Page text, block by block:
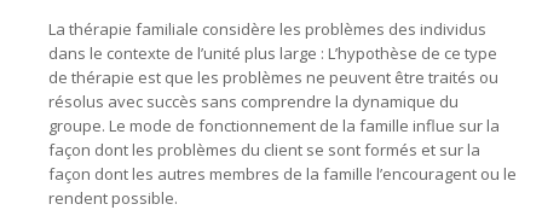
La thérapie familiale considère les problèmes des individus
dans le contexte de l’unité plus large : L’hypothèse de ce type
de thérapie est que les problèmes ne peuvent être traités ou
résolus avec succès sans comprendre la dynamique du
groupe. Le mode de fonctionnement de la famille influe sur la
façon dont les problèmes du client se sont formés et sur la
façon dont les autres membres de la famille l’encouragent ou le
rendent possible.